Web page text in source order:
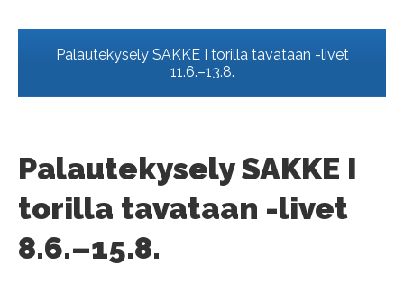
Palautekysely SAKKE I torilla tavataan -livet
11.6.–13.8.
Palautekysely SAKKE I
torilla tavataan -livet
8.6.–15.8.